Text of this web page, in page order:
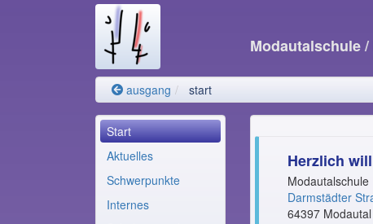
Modautalschule/
ausgang start
Start
Aktuelles
Schwerpunkte
Internes
Herzlich
Modautalschule
Darmstädter
64397 Modautal